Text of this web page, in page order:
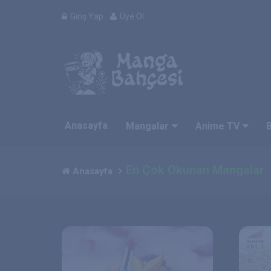
Giriş Yap Üye Ol
Anasayfa Mangalar Anime TV